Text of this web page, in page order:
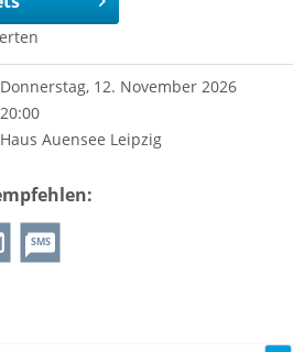
Donnerstag, 12. November 2026
20:00
Haus Auensee Leipzig
SMS